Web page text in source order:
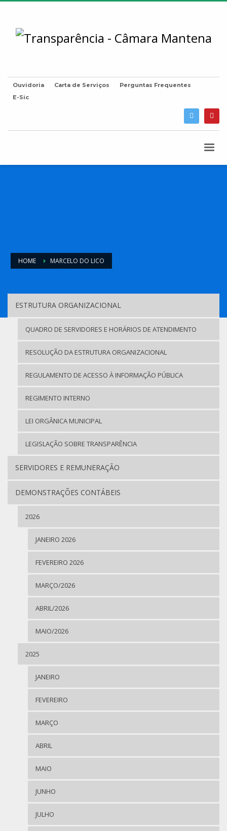
Ouvidoria Carta de Serviços
Perguntas Frequentes
E-Sic
HOME MARCELO DO LICO
ESTRUTURA ORGANIZACIONAL
QUADRO DE SERVIDORES E HORÁRIOS DE ATENDIMENTO
RESOLUÇÃO DA ESTRUTURA ORGANIZACIONAL
REGULAMENTO DE ACESSO À INFORMAÇÃO PÚBLICA
REGIMENTO INTERNO
LEI ORGÂNICA MUNICIPAL
LEGISLAÇÃO SOBRE TRANSPARÊNCIA
SERVIDORES E REMUNERAÇÃO
DEMONSTRAÇÕES CONTÁBEIS
2026
JANEIRO 2026
FEVEREIRO 2026
MARÇO/2026
ABRIL/2026
MAIO/2026
2025
JANEIRO
FEVEREIRO
MARÇO
ABRIL
MAIO
JUNHO
JULHO